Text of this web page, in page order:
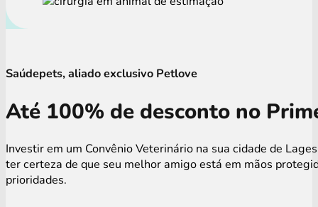
Saúdepets, aliado exclusivo Petlove
Até 100% de desconto no
Investir em um Convênio Veterinário na sua cidade de
ter certeza de que seu melhor amigo está em mãos
prioridades.